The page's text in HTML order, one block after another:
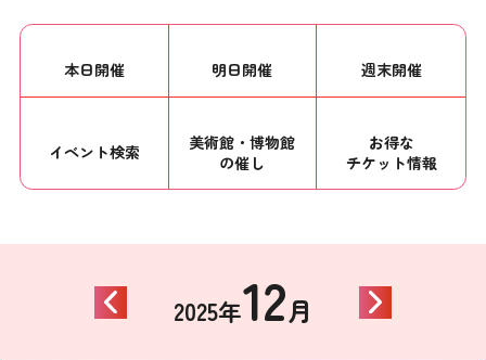
本日開催 明日開催 週末開催
イベント検索
美術館・博物館
の催し
お得な
チケット情報
2025年12月